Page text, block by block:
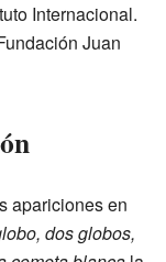
Internacional.
Juan
apariciones en
dos globos,